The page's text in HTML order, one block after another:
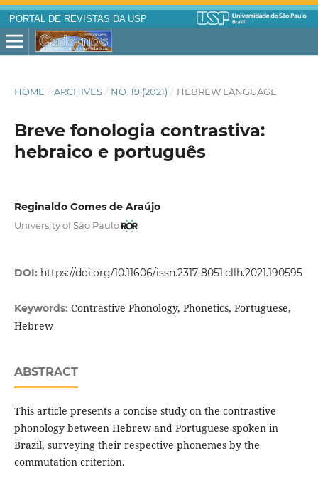
PORTAL DE REVISTAS DA USP
HOME / ARCHIVES / NO. 19 (2021) / HEBREW LANGUAGE
Breve fonologia contrastiva:
hebraico e português
Reginaldo Gomes de Araújo
University of São Paulo
DOI: https://doi.org/10.11606/issn.2317-8051.cllh.2021.190595
Keywords: Contrastive Phonology, Phonetics, Portuguese,
Hebrew
ABSTRACT
This article presents a concise study on the contrastive
phonology between Hebrew and Portuguese spoken in
Brazil, surveying their respective phonemes by the
commutation criterion.